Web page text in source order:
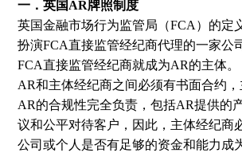
一．英国AR牌照制度
英国金融市场行为监管局（FCA）的定
扮演FCA直接监管经纪商代理的一家公
FCA直接监管经纪商就成为AR的主体。
AR和主体经纪商之间必须有书面合约
AR的合规性完全负责，包括AR提供的
议和公平对待客户，因此，主体经纪商
公司或个人是否有足够的资金和能力成